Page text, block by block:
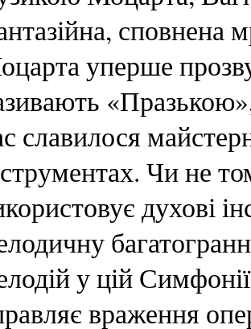
сповнена
уперше
славилося
Чи не
духові
у цій
враження